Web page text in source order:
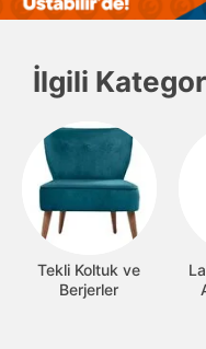
İlgili
Tekli Koltuk ve
Berjerler